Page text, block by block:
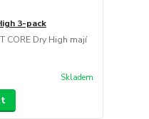
3-pack
CORE Dry High mají
Skladem